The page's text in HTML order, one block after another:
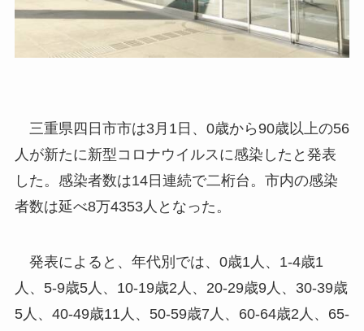
三重県四日市市は3月1日、0歳から90歳以上の56
人が新たに新型コロナウイルスに感染したと発表
した。感染者数は14日連続で二桁台。市内の感染
者数は延べ8万4353人となった。
発表によると、年代別では、0歳1人、1-4歳1
人、5-9歳5人、10-19歳2人、20-29歳9人、30-39歳
5人、40-49歳11人、50-59歳7人、60-64歳2人、65-